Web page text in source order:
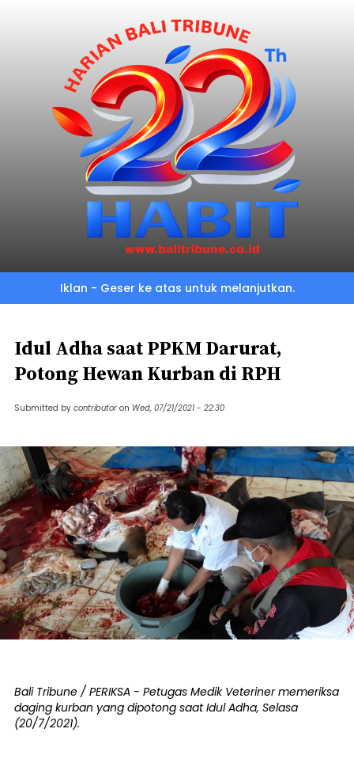
Iklan - Geser ke atas untuk melanjutkan.
Idul Adha saat PPKM Darurat,
Potong Hewan Kurban di RPH
Submitted by contributor on Wed, 07/21/2021 - 22:30
Bali Tribune / PERIKSA - Petugas Medik Veteriner memeriksa
daging kurban yang dipotong saat Idul Adha, Selasa
(20/7/2021).